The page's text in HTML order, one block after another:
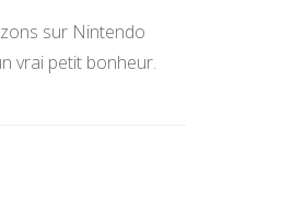
sur Nintendo
vrai petit bonheur.